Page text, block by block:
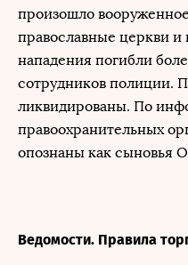
произошло
православные церкви и
нападения погибли
сотрудников полиции.
ликвидированы. По
правоохранительных
опознаны как сыновья
Ведомости. Правила